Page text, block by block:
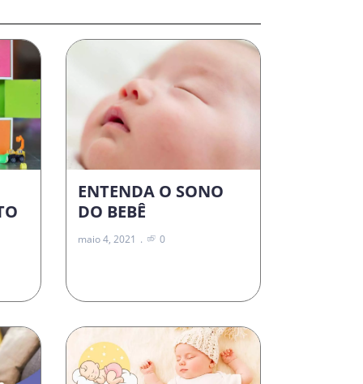
ENTENDA O SONO
DO BEBÊ
maio 4, 2021 0